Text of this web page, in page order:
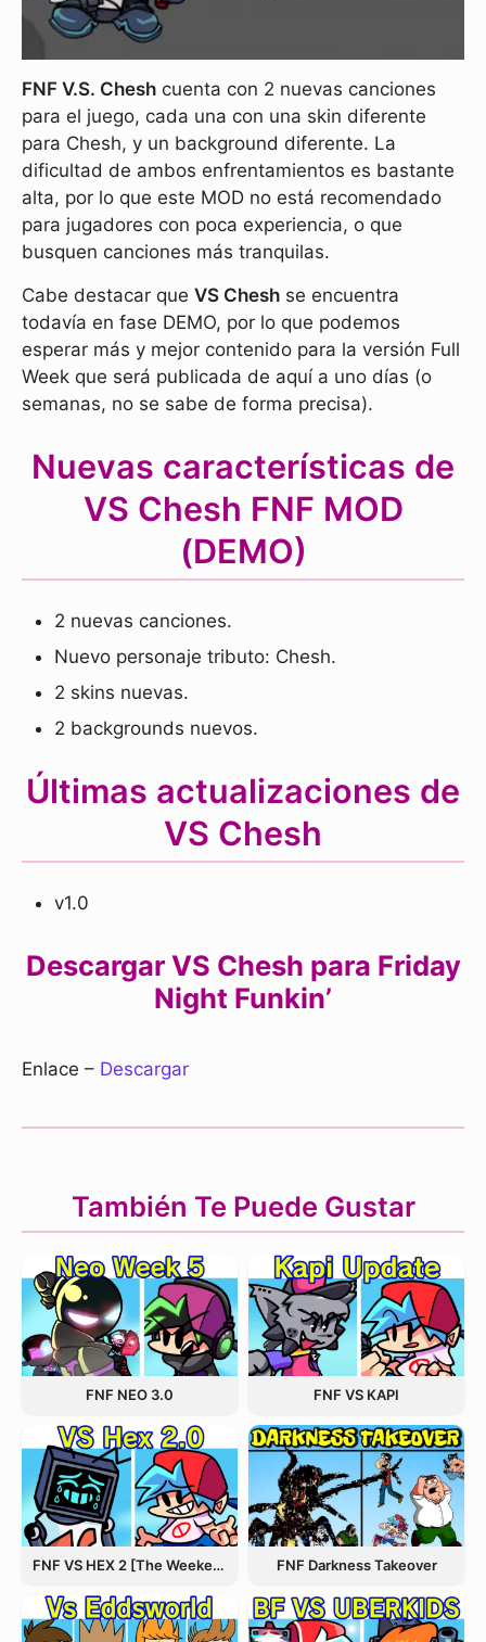
FNF V.S. Chesh cuenta con 2 nuevas canciones
para el juego, cada una con una skin diferente
para Chesh, y un background diferente. La
dificultad de ambos enfrentamientos es bastante
alta, por lo que este MOD no está recomendado
para jugadores con poca experiencia, o que
busquen canciones más tranquilas.
Cabe destacar que VS Chesh se encuentra
todavía en fase DEMO, por lo que podemos
esperar más y mejor contenido para la versión Full
Week que será publicada de aquí a uno días (o
semanas, no se sabe de forma precisa).
Nuevas características de
VS Chesh FNF MOD
(DEMO)
2 nuevas canciones.
Nuevo personaje tributo: Chesh.
2 skins nuevas.
2 backgrounds nuevos.
Últimas actualizaciones de
VS Chesh
v1.0
Descargar VS Chesh para Friday
Night Funkin’
Enlace – Descargar
También Te Puede Gustar
FNF NEO 3.0 FNF VS KAPI
FNF VS HEX 2 [The Weekend Update] FNF Darkness Takeover